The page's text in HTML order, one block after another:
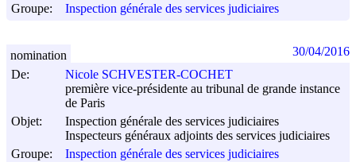
Groupe:
Inspection générale des services judiciaires
De:
Nicole SCHVESTER-COCHET
première vice-présidente au tribunal de grande instance
de Paris
Objet:
Inspection générale des services judiciaires
Inspecteurs généraux adjoints des services judiciaires
Groupe:
Inspection générale des services judiciaires
nomination 30/04/2016